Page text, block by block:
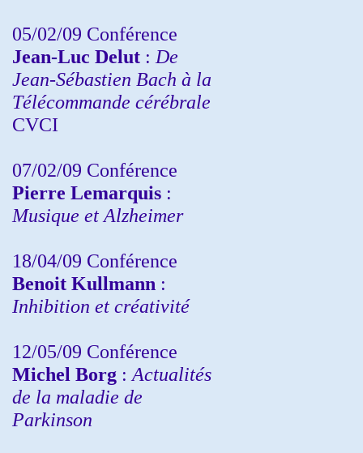
05/02/09 Conférence
Jean-Luc Delut : De
Jean-Sébastien Bach à la
Télécommande cérébrale
CVCI
07/02/09 Conférence
Pierre Lemarquis :
Musique et Alzheimer
18/04/09 Conférence
Benoit Kullmann :
Inhibition et créativité
12/05/09 Conférence
Michel Borg : Actualités
de la maladie de
Parkinson